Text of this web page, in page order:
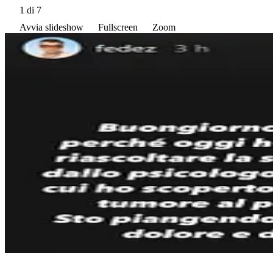
1 di 7
Avvia slideshow
Fullscreen Zoom